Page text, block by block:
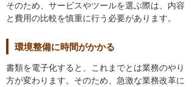
そのため、サービスやツールを選ぶ際は、内容
と費用の比較を慎重に行う必要があります。
環境整備に時間がかかる
書類を電子化すると、これまでとは業務のやり
方が変わります。そのため、急激な業務改革に